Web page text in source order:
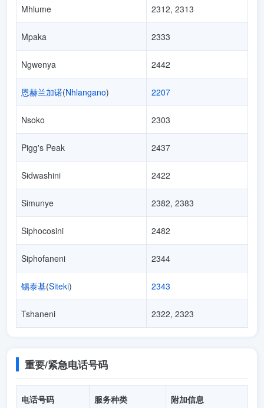
Mhlume 2312, 2313
Mpaka 2333
Ngwenya 2442
恩赫兰加诺(Nhlangano) 2207
Nsoko 2303
Pigg's Peak 2437
Sidwashini 2422
Simunye 2382, 2383
Siphocosini 2482
Siphofaneni 2344
锡泰基(Siteki) 2343
Tshaneni 2322, 2323
重要/紧急电话号码
电话号码 服务种类 附加信息